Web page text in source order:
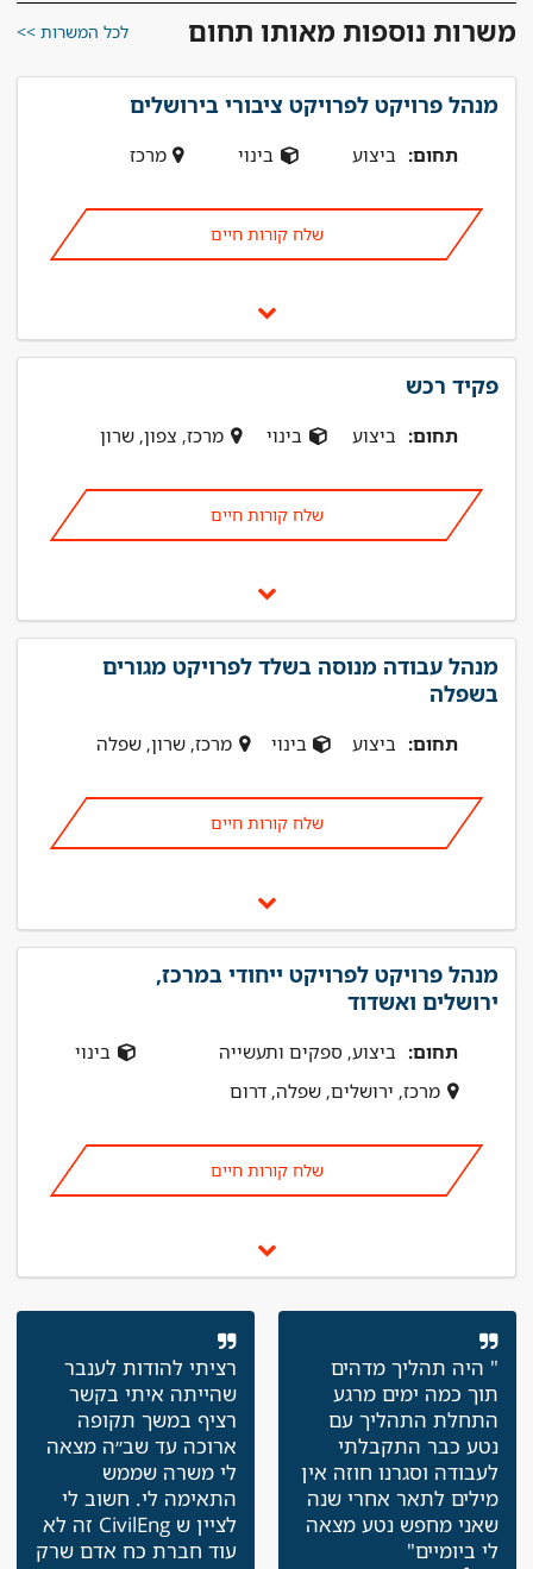
משרות נוספות מאותו תחום לכל המשרות >>
מנהל פרויקט לפרויקט ציבורי בירושלים
תחום: ביצוע בינוי מרכז
שלח קורות חיים
פקיד רכש
תחום: ביצוע בינוי מרכז, צפון, שרון
שלח קורות חיים
מנהל עבודה מנוסה בשלד לפרויקט מגורים
בשפלה
תחום: ביצוע בינוי מרכז, שרון, שפלה
שלח קורות חיים
מנהל פרויקט לפרויקט ייחודי במרכז,
ירושלים ואשדוד
תחום: ביצוע, ספקים ותעשייה
בינוי
מרכז, ירושלים, שפלה, דרום
שלח קורות חיים
" היה תהליך מדהים
תוך כמה ימים מרגע
התחלת התהליך עם
נטע כבר התקבלתי
לעבודה וסגרנו חוזה אין
מילים לתאר אחרי שנה
שאני מחפש נטע מצאה
לי ביומיים"
רציתי להודות לענבר
שהייתה איתי בקשר
רציף במשך תקופה
ארוכה עד שב״ה מצאה
לי משרה שממש
התאימה לי. חשוב לי
לציין ש CivilEng זה לא
עוד חברת כח אדם שרק